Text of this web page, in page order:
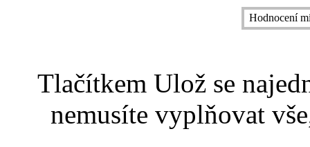
Hodnocení
Tlačítkem Ulož se
nemusíte vyplňovat